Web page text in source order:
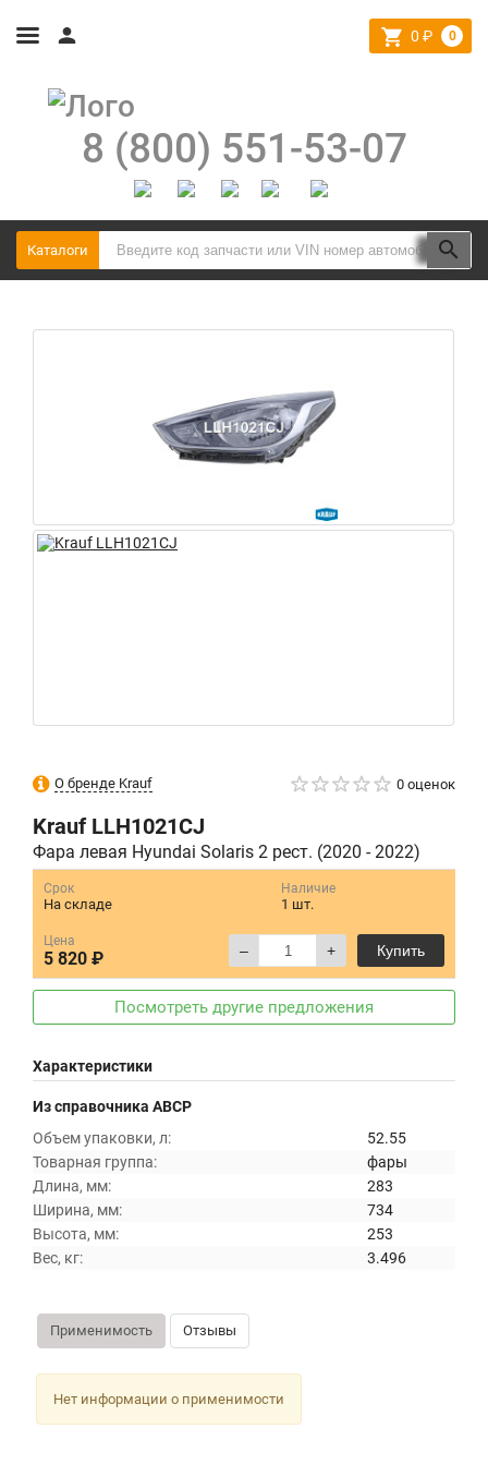
0 ₽ 0
8 (800) 551-53-07
Каталоги
О бренде Krauf 0 оценок
Krauf LLH1021CJ
Фара левая Hyundai Solaris 2 рест. (2020 - 2022)
Срок
На складе
Наличие
1 шт.
Цена
5 820 ₽ – + Купить
Посмотреть другие предложения
Характеристики
Из справочника ABCP
Объем упаковки, л:
52.55
Товарная группа:
фары
Длина, мм:
283
Ширина, мм:
734
Высота, мм:
253
Вес, кг:
3.496
Применимость Отзывы
Нет информации о применимости